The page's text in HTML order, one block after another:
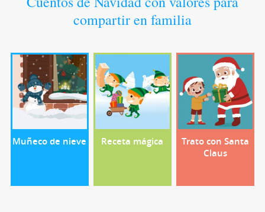
compartir en familia
Muñeco de nieve Receta mágica
Trato con Santa
Claus